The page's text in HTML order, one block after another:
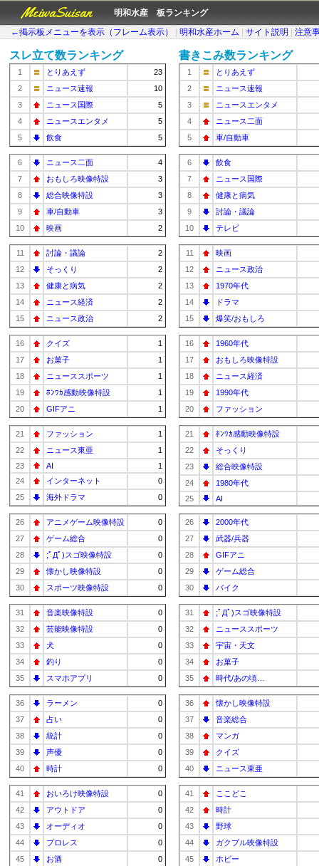
MeiwaSuisan
明和水産 板ランキング
←掲示板メニューを表示（フレーム表示）
明和水産ホーム サイト説明 注意
スレ立て数ランキング
1 とりあえず
23
2
ニュース速報
10
3
ニュース国際
5
4
ニュースエンタメ
5
5
飲食 5
6 ニュース二面
4
7
おもしろ映像特設
3
8
総合映像特設
3
9
車/自動車
3
10
映画 2
11 討論・議論
2
12
そっくり
2
13
健康と病気
2
14
ニュース経済
2
15
ニュース政治 2
16 クイズ
1
17
お菓子
1
18
ニューススポーツ
1
19
ﾎﾝﾜｶ感動映像特設
1
20
GIFアニ 1
21 ファッション
1
22
ニュース東亜
1
23
AI
1
24
インターネット
0
25
海外ドラマ 0
26 アニメゲーム映像特設
0
27
ゲーム総合
0
28
;ﾟДﾟ)スゴ映像特設
0
29
懐かし映像特設
0
30
スポーツ映像特設 0
31 音楽映像特設
0
32
芸能映像特設
0
33
犬
0
34
釣り
0
35
スマホアプリ 0
36 ラーメン
0
37
占い
0
38
統計
0
39
声優
0
40
時計 0
41 おいろけ映像特設
0
42
アウトドア
0
43
オーディオ
0
44
プロレス
0
45
お酒 0
書きこみ数ランキング
1
とりあえず
2
ニュース速報
3
ニュースエンタメ
4
ニュース二面
5
車/自動車
6
飲食
7
ニュース国際
8
健康と病気
9
討論・議論
10
テレビ
11
映画
12
ニュース政治
13
1970年代
14
ドラマ
15
爆笑/おもしろ
16
1960年代
17
おもしろ映像特設
18
ニュース経済
19
1990年代
20
ファッション
21
ﾎﾝﾜｶ感動映像特設
22
そっくり
23
総合映像特設
24
1980年代
25
AI
26
2000年代
27
武器/兵器
28
GIFアニ
29
ゲーム総合
30
バイク
31
;ﾟДﾟ)スゴ映像特設
32
ニューススポーツ
33
宇宙・天文
34
お菓子
35
時代/あの頃…
36
懐かし映像特設
37
音楽総合
38
マンガ
39
クイズ
40
ニュース東亜
41
ここどこ
42
時計
43
野球
44
ガクブル映像特設
45
ホビー